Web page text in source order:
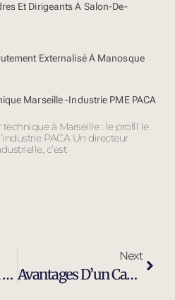
Et Dirigeants À Salon-De-
Externalisé À Manosque
Marseille -Industrie PME PACA
à Marseille : le profil le
PACA Un directeur
c’est
Cabinet De Conseil En Recrutement Spécialisé Indépendant À Toulon
Next
Avantages D’un Cabinet De Recrutement Moderne Et Efficace À Toulon